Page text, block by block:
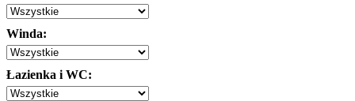
Winda:
Łazienka i WC: